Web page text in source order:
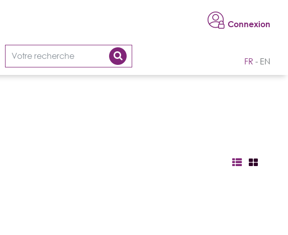
Connexion
FR EN